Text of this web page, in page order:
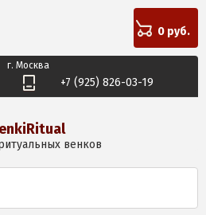
0 руб.
г. Москва
+7 (925) 826-03-19
венков